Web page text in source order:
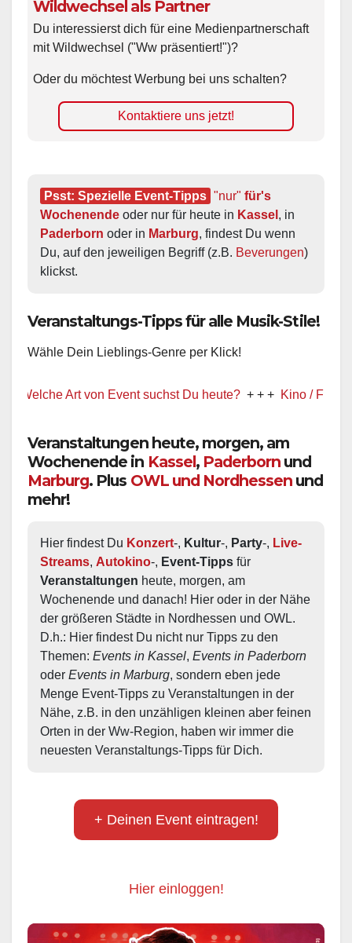
Wildwechsel als Partner
Du interessierst dich für eine Medienpartnerschaft
mit Wildwechsel ("Ww präsentiert!")?
Oder du möchtest Werbung bei uns schalten?
Kontaktiere uns jetzt!
Psst: Spezielle Event-Tipps "nur" für's
Wochenende oder nur für heute in Kassel
Paderborn oder in Marburg, findest Du wenn
Du, auf den jeweiligen Begriff (z.B. Beverungen)
klickst.
Veranstaltungs-Tipps für alle Musik-Stile!
Wähle Dein Lieblings-Genre per Klick!
Art von Event suchst Du heute? + + + Kino / Film + + +
Veranstaltungen heute, morgen, am
Wochenende in Kassel, Paderborn und
Marburg. Plus OWL und Nordhessen und
mehr!
Hier findest Du Konzert-, Kultur-, Party-, Live-
Streams, Autokino-, Event-Tipps
Veranstaltungen heute, morgen, am
Wochenende und danach! Hier oder in der Nähe
der größeren Städte in Nordhessen und OWL.
D.h.: Hier findest Du nicht nur Tipps zu den
Themen: Events in Kassel, Events in Paderborn
oder Events in Marburg, sondern eben jede
Menge Event-Tipps zu Veranstaltungen in der
Nähe, z.B. in den unzähligen kleinen aber feinen
Orten in der Ww-Region, haben wir immer die
neuesten Veranstaltungs-Tipps für Dich.
+ Deinen Event eintragen!
Hier einloggen!